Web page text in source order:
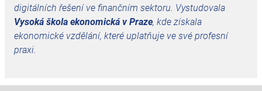
digitálních řešení ve finančním sektoru. Vystudovala
Vysoká škola ekonomická v Praze, kde získala
ekonomické vzdělání, které uplatňuje ve své profesní
praxi.